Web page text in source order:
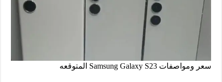
سعر ومواصفات Samsung Galaxy S23 المتوقعه